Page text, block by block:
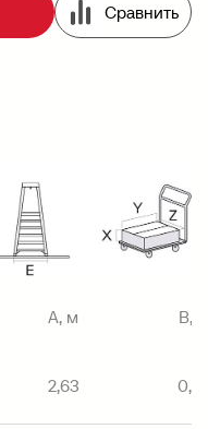
Сравнить
A, м B, м
2,63